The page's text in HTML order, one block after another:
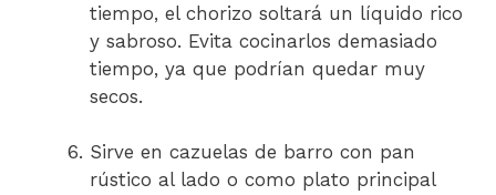
tiempo, el chorizo soltará un líquido rico
y sabroso. Evita cocinarlos demasiado
tiempo, ya que podrían quedar muy
secos.
Sirve en cazuelas de barro con pan
rústico al lado o como plato principal